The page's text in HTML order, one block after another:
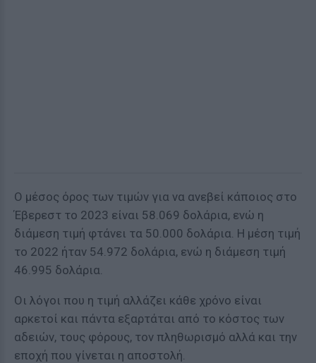
Ο μέσος όρος των τιμών για να ανεβεί κάποιος στο
Έβερεστ το 2023 είναι 58.069 δολάρια, ενώ η
διάμεση τιμή φτάνει τα 50.000 δολάρια. Η μέση τιμή
το 2022 ήταν 54.972 δολάρια, ενώ η διάμεση τιμή
46.995 δολάρια.
Οι λόγοι που η τιμή αλλάζει κάθε χρόνο είναι
αρκετοί και πάντα εξαρτάται από το κόστος των
αδειών, τους φόρους, τον πληθωρισμό αλλά και την
εποχή που γίνεται η αποστολή.